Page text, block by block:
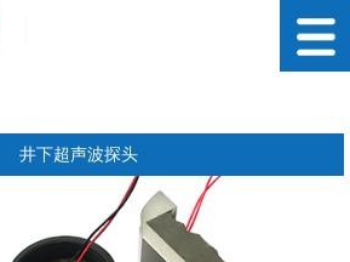
井下超声波探头